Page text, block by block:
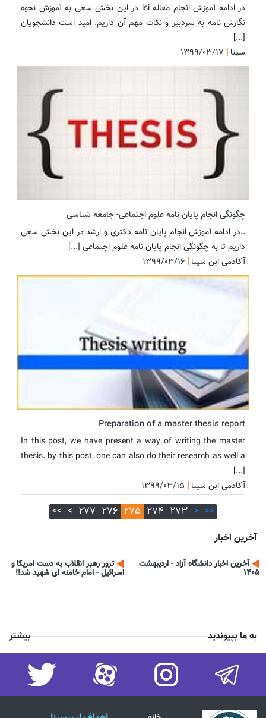
در ادامه آموزش انجام مقاله isi در این بخش سعی به آموزش نحوه
نگارش نامه به سردبیر و نکات مهم آن داریم. امید است دانشجویان
[...]
۱۳۹۹/۰۳/۱۷ | سینا
چگونگی انجام پایان نامه علوم اجتماعی- جامعه شناسی
..در ادامه آموزش انجام پایان نامه دکتری و ارشد در این بخش سعی
داریم تا به چگونگی انجام پایان نامه علوم اجتماعی [...]
۱۳۹۹/۰۳/۱۶ | آکادمی ابن سینا
Preparation of a master thesis report
In this post, we have present a way of writing the master
thesis. by this post, one can also do their research as well a
[...]
۱۳۹۹/۰۳/۱۵ | آکادمی ابن سینا
<<
<
273
274
275
276
277
>
>>
آخرین اخبار
آخرین اخبار دانشگاه آزاد - اردیبهشت
1405
ترور رهبر انقلاب به دست امریکا و
اسرائیل - امام خامنه ای شهید شد!! ​​​​​​​
به ما بپیوندید بیشتر